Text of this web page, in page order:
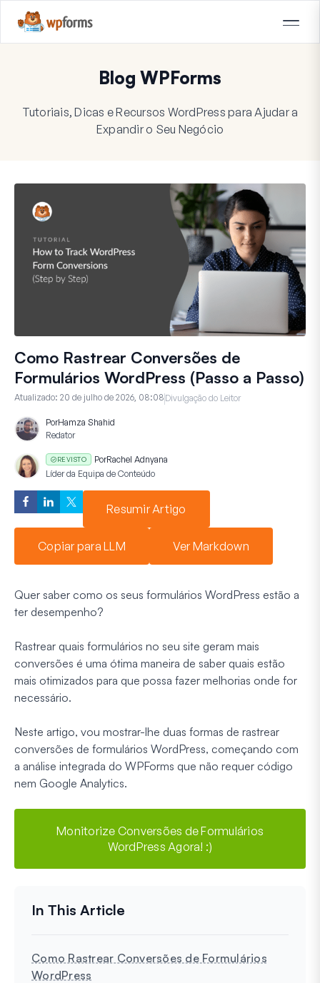
Blog WPForms
Tutoriais, Dicas e Recursos WordPress para Ajudar a
Expandir o Seu Negócio
Como Rastrear Conversões de
Formulários WordPress (Passo a Passo)
Atualizado: 20 de julho de 2026, 08:08 Divulgação do Leitor
PorHamza Shahid
Redator
REVISTO PorRachel Adnyana
Líder da Equipa de Conteúdo
Resumir Artigo
Copiar para LLM Ver Markdown
Quer saber como os seus formulários WordPress estão a
ter desempenho?
Rastrear quais formulários no seu site geram mais
conversões é uma ótima maneira de saber quais estão
mais otimizados para que possa fazer melhorias onde for
necessário.
Neste artigo, vou mostrar-lhe duas formas de rastrear
conversões de formulários WordPress, começando com
a análise integrada do WPForms que não requer código
nem Google Analytics.
Monitorize Conversões de Formulários
WordPress Agora! :)
Como Rastrear Conversões de Formulários
WordPress